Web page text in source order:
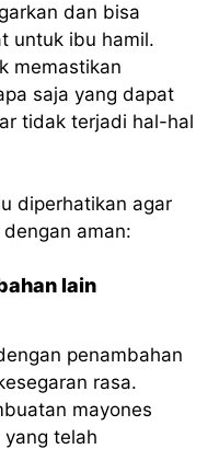
dan bisa
untuk ibu hamil.
memastikan
saja yang dapat
tidak terjadi hal-hal
diperhatikan agar
aman:
lain
penambahan
rasa.
mayones
telah